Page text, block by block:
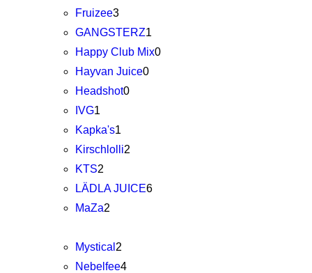
Fruizee3
GANGSTERZ1
Happy Club Mix0
Hayvan Juice0
Headshot0
IVG1
Kapka's1
Kirschlolli2
KTS2
LÄDLA JUICE6
MaZa2
Mystical 2
Nebelfee4